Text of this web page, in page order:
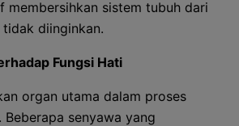
membersihkan sistem tubuh dari
diinginkan.
Fungsi Hati
organ utama dalam proses
senyawa yang